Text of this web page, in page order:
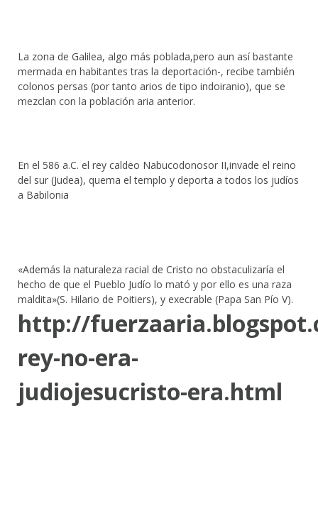
La zona de Galilea, algo más poblada,pero aun así bastante
mermada en habitantes tras la deportación-, recibe también
colonos persas (por tanto arios de tipo indoiranio), que se
mezclan con la población aria anterior.
En el 586 a.C. el rey caldeo Nabucodonosor II,invade el reino
del sur (Judea), quema el templo y deporta a todos los judíos
a Babilonia
«Además la naturaleza racial de Cristo no obstaculizaría el
hecho de que el Pueblo Judío lo mató y por ello es una raza
maldita»(S. Hilario de Poitiers), y execrable (Papa San Pío V).
http://
rey-no-era-
judiojesucristo-era.html